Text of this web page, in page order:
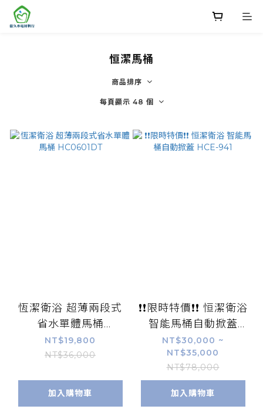
恒潔馬桶
商品排序
每頁顯示 48 個
恆潔衛浴 超薄兩段式
省水單體馬桶
HC0601DT
NT$19,800
NT$36,000
加入購物車
❗❗限時特價❗❗ 恒潔衛浴
智能馬桶自動掀蓋
HCE-941
NT$30,000 ~
NT$35,000
NT$78,000
加入購物車